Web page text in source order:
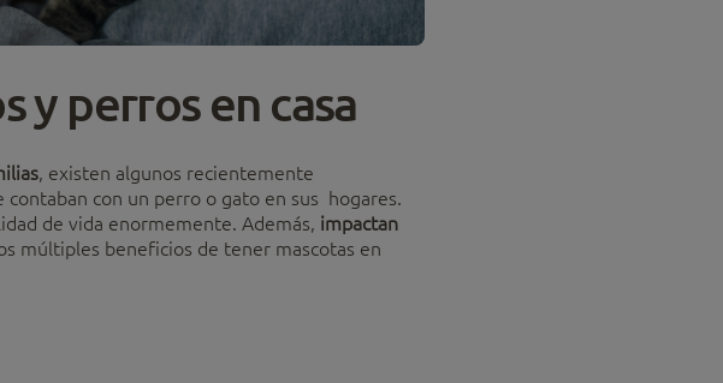
y perros en casa
, existen algunos recientemente
contaban con un perro o gato en sus hogares.
de vida enormemente. Además, impactan
múltiples beneficios de tener mascotas en